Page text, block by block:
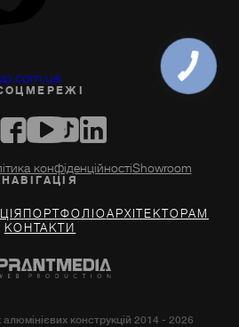
конфіденційностіShowroom
НАВIГАЦIЯ
ПОРТФОЛІОАРХIТЕКТОРАМ
КОНТАКТИ
конструкцій 2014 - 2026